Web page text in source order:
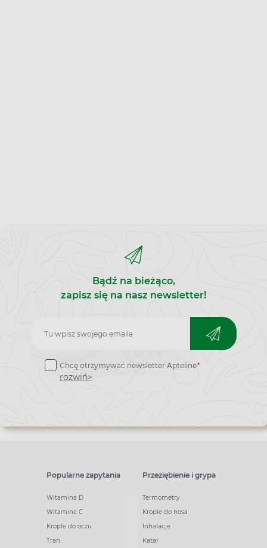
Bądź na bieżąco,
zapisz się na nasz newsletter!
Zapisz
do
newslettera
Chcę otrzymywać newsletter Apteline*
rozwiń>
Popularne zapytania
Witamina D
Witamina C
Krople do oczu
Tran
Przeziębienie i grypa
Termometry
Krople do nosa
Inhalacje
Katar